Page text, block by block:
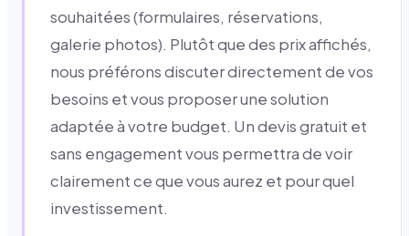
souhaitées (formulaires, réservations,
galerie photos). Plutôt que des prix affichés,
nous préférons discuter directement de vos
besoins et vous proposer une solution
adaptée à votre budget. Un devis gratuit et
sans engagement vous permettra de voir
clairement ce que vous aurez et pour quel
investissement.